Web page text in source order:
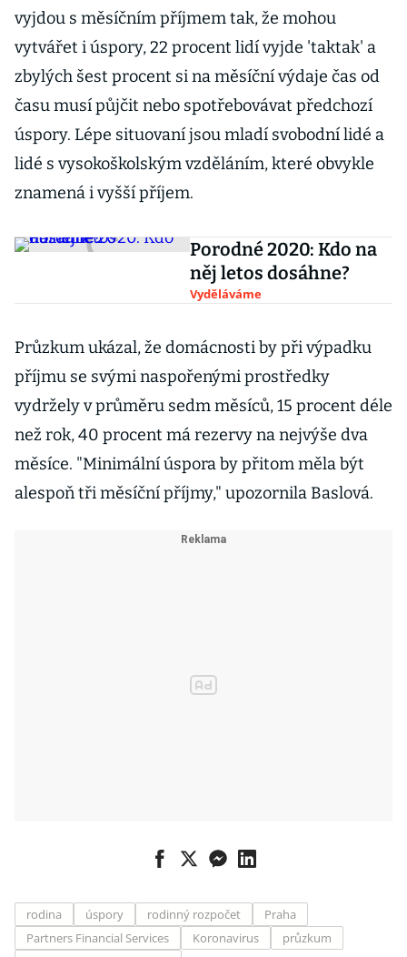
vyjdou s měsíčním příjmem tak, že mohou
vytvářet i úspory, 22 procent lidí vyjde 'taktak' a
zbylých šest procent si na měsíční výdaje čas od
času musí půjčit nebo spotřebovávat předchozí
úspory. Lépe situovaní jsou mladí svobodní lidé a
lidé s vysokoškolským vzděláním, které obvykle
znamená i vyšší příjem.
Porodné 2020: Kdo na
něj letos dosáhne?
Vyděláváme
Průzkum ukázal, že domácnosti by při výpadku
příjmu se svými naspořenými prostředky
vydržely v průměru sedm měsíců, 15 procent déle
než rok, 40 procent má rezervy na nejvýše dva
měsíce. "Minimální úspora by přitom měla být
alespoň tři měsíční příjmy," upozornila Baslová.
rodina úspory rodinný rozpočet
Praha
Partners Financial Services
Koronavirus
průzkum